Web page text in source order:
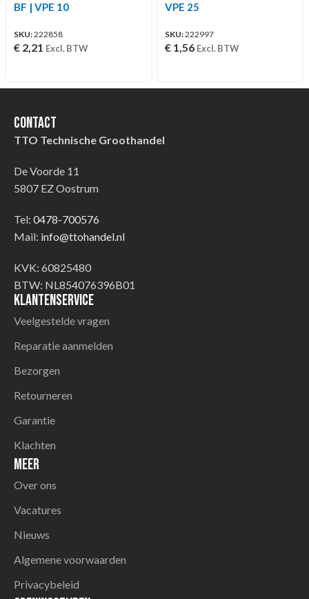
BF | VPE 10
SKU:222858
€ 2,21 Excl. BTW
VPE 25
SKU:222997
€ 1,56 Excl. BTW
Contact
TTO Technische Groothandel
De Voorde 11
5807 EZ Oostrum
Tel: 0478-700576
Mail: info@ttohandel.nl
KVK: 60825480
BTW: NL854076396B01
Klantenservice
Veelgestelde vragen
Reparatie aanmelden
Bezorgen
Retourneren
Garantie
Klachten
Meer
Over ons
Vacatures
Nieuws
Algemene voorwaarden
Privacybeleid